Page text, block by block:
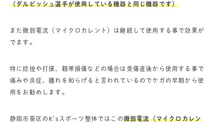
（ダルビッシュ選手が使用している機器と同じ機器です）
また微弱電流（マイクロカレント）は継続して使用する事で効果が
でます。
特に捻挫や打撲、靱帯損傷などの場合は受傷直後から使用する事で
痛みや炎症、腫れを和らげると言われているのでケガの早期から使
用をお勧めします。
静岡市葵区のK’sスポーツ整体ではこの微弱電流（マイクロカレン